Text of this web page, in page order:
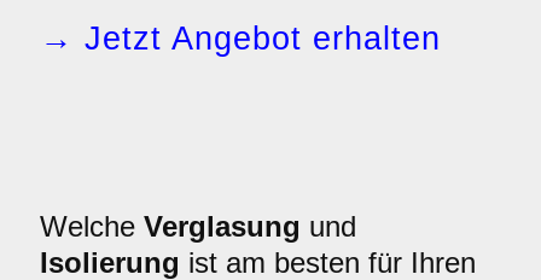
→ Jetzt Angebot erhalten
Welche Verglasung und
Isolierung ist am besten für Ihren